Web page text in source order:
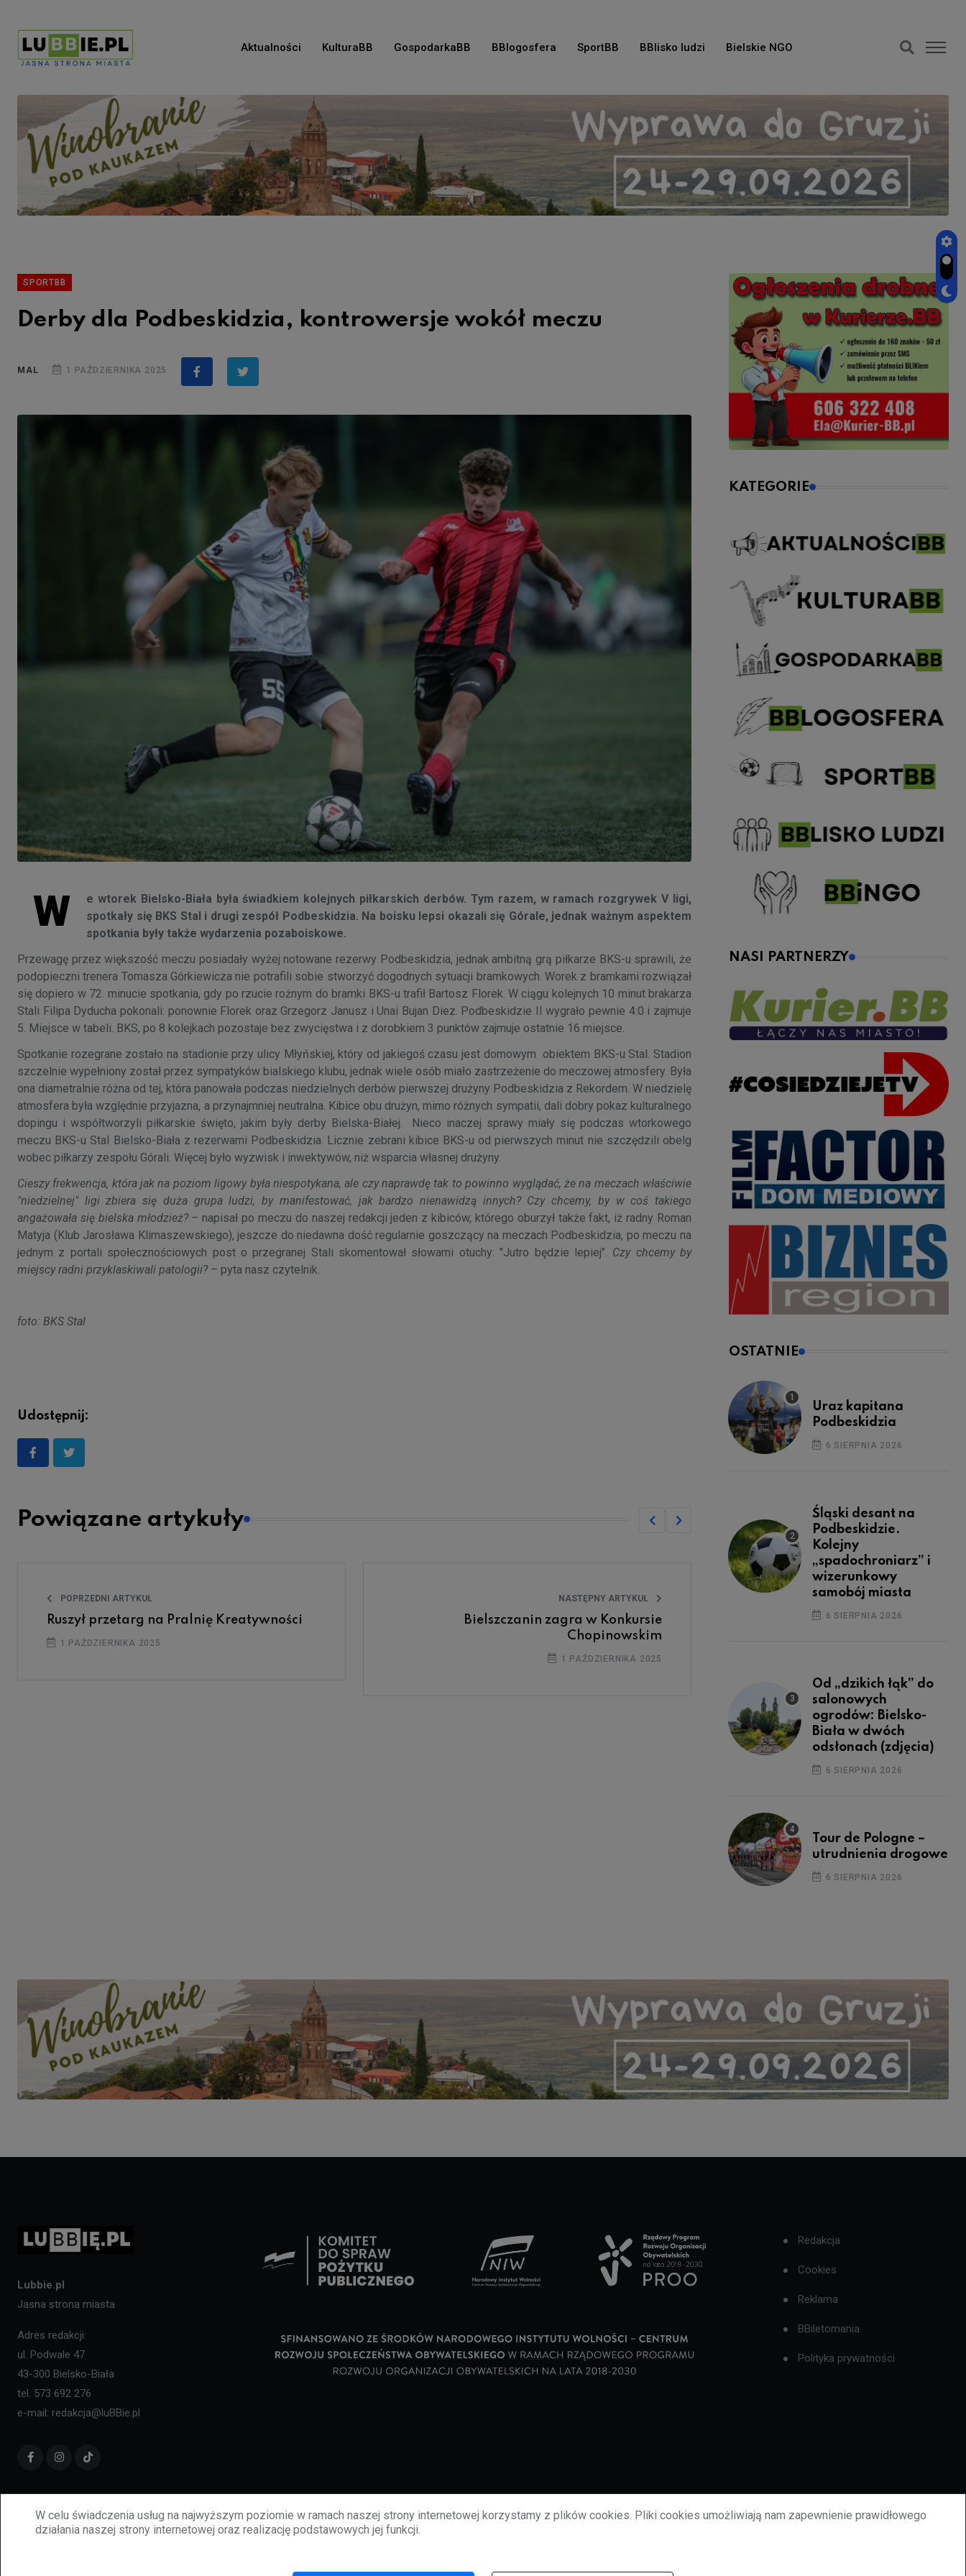
W celu świadczenia usług na najwyższym poziomie w ramach naszej strony internetowej korzystamy z plików cookies. Pliki cookies umożliwiają nam zapewnienie prawidłowego
działania naszej strony internetowej oraz realizację podstawowych jej funkcji.
Aktualności KulturaBB GospodarkaBB BBlogosfera SportBB BBlisko ludzi Bielskie NGO
SPORTBB
Derby dla Podbeskidzia, kontrowersje wokół meczu
MAL 1 PAŹDZIERNIKA 2025
W
e wtorek Bielsko-Biała była świadkiem kolejnych piłkarskich derbów. Tym razem, w ramach rozgrywek V ligi,
spotkały się BKS Stal i drugi zespół Podbeskidzia. Na boisku lepsi okazali się Górale, jednak ważnym aspektem
spotkania były także wydarzenia pozaboiskowe.
Przewagę przez większość meczu posiadały wyżej notowane rezerwy Podbeskidzia, jednak ambitną grą piłkarze BKS-u sprawili, że
podopieczni trenera Tomasza Górkiewicza nie potrafili sobie stworzyć dogodnych sytuacji bramkowych. Worek z bramkami rozwiązał
się dopiero w 72. minucie spotkania, gdy po rzucie rożnym do bramki BKS-u trafił Bartosz Florek. W ciągu kolejnych 10 minut brakarza
Stali Filipa Dyducha pokonali: ponownie Florek oraz Grzegorz Janusz i Unai Bujan Diez. Podbeskidzie II wygrało pewnie 4:0 i zajmuje
5. Miejsce w tabeli. BKS, po 8 kolejkach pozostaje bez zwycięstwa i z dorobkiem 3 punktów zajmuje ostatnie 16 miejsce.
Spotkanie rozegrane zostało na stadionie przy ulicy Młyńskiej, który od jakiegoś czasu jest domowym obiektem BKS-u Stal. Stadion
szczelnie wypełniony został przez sympatyków bialskiego klubu, jednak wiele osób miało zastrzeżenie do meczowej atmosfery. Była
ona diametralnie różna od tej, która panowała podczas niedzielnych derbów pierwszej drużyny Podbeskidzia z Rekordem. W niedzielę
atmosfera była względnie przyjazna, a przynajmniej neutralna. Kibice obu drużyn, mimo różnych sympatii, dali dobry pokaz kulturalnego
dopingu i współtworzyli piłkarskie święto, jakim były derby Bielska-Białej. Nieco inaczej sprawy miały się podczas wtorkowego
meczu BKS-u Stal Bielsko-Biała z rezerwami Podbeskidzia. Licznie zebrani kibice BKS-u od pierwszych minut nie szczędzili obelg
wobec piłkarzy zespołu Górali. Więcej było wyzwisk i inwektywów, niż wsparcia własnej drużyny.
Cieszy frekwencja, która jak na poziom ligowy była niespotykana, ale czy naprawdę tak to powinno wyglądać, że na meczach właściwie
"niedzielnej" ligi zbiera się duża grupa ludzi, by manifestować, jak bardzo nienawidzą innych? Czy chcemy, by w coś takiego
angażowała się bielska młodzież? – napisał po meczu do naszej redakcji jeden z kibiców, którego oburzył także fakt, iż radny Roman
Matyja (Klub Jarosława Klimaszewskiego), jeszcze do niedawna dość regularnie goszczący na meczach Podbeskidzia, po meczu na
jednym z portali społecznościowych post o przegranej Stali skomentował słowami otuchy: "Jutro będzie lepiej". Czy chcemy by
miejscy radni przyklaskiwali patologii? – pyta nasz czytelnik.
foto: BKS Stal
Udostępnij:
Powiązane artykuły
POPRZEDNI ARTYKUŁ
Ruszył przetarg na Pralnię Kreatywności
1 PAŹDZIERNIKA 2025
NASTĘPNY ARTYKUŁ
Bielszczanin zagra w Konkursie
Chopinowskim
1 PAŹDZIERNIKA 2025
KATEGORIE
NASI PARTNERZY
OSTATNIE
Uraz kapitana
Podbeskidzia
6 SIERPNIA 2026
Śląski desant na
Podbeskidzie.
Kolejny
„spadochroniarz” i
wizerunkowy
samobój miasta
6 SIERPNIA 2026
Od „dzikich łąk” do
salonowych
ogrodów: Bielsko-
Biała w dwóch
odsłonach (zdjęcia)
6 SIERPNIA 2026
Tour de Pologne –
utrudnienia drogowe
6 SIERPNIA 2026
Lubbie.pl
Jasna strona miasta
Adres redakcji:
ul. Podwale 47
43-300 Bielsko-Biała
tel. 573 692 276
e-mail: redakcja@luBBie.pl
Redakcja
Cookies
Reklama
BBiletomania
Polityka prywatności
©